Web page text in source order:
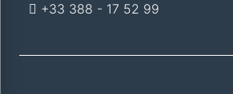
+33 388 - 17 52 99